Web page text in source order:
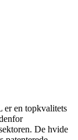
en topkvalitets
De hvide